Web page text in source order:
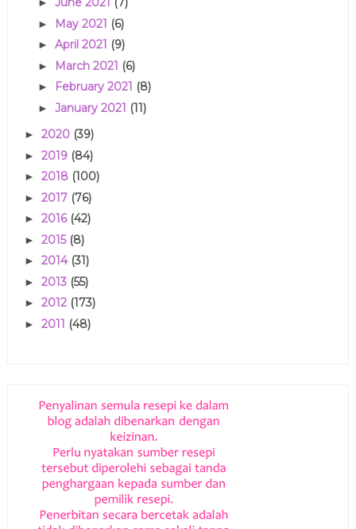
►
► May 2021 (6)
► April 2021 (9)
► March 2021 (6)
► February 2021 (8)
► January 2021 (11)
► 2020 (39)
► 2019 (84)
► 2018 (100)
► 2017 (76)
► 2016 (42)
► 2015 (8)
► 2014 (31)
► 2013 (55)
► 2012 (173)
► 2011 (48)